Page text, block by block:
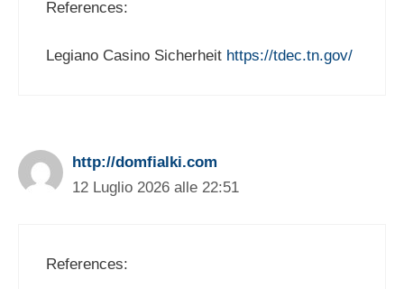
References:
Legiano Casino Sicherheit https://tdec.tn.gov/
http://domfialki.com
12 Luglio 2026 alle 22:51
References: